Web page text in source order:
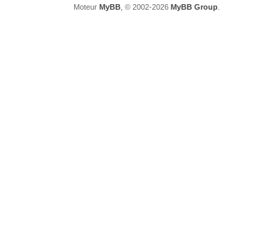
Moteur MyBB, © 2002-2026 MyBB Group.